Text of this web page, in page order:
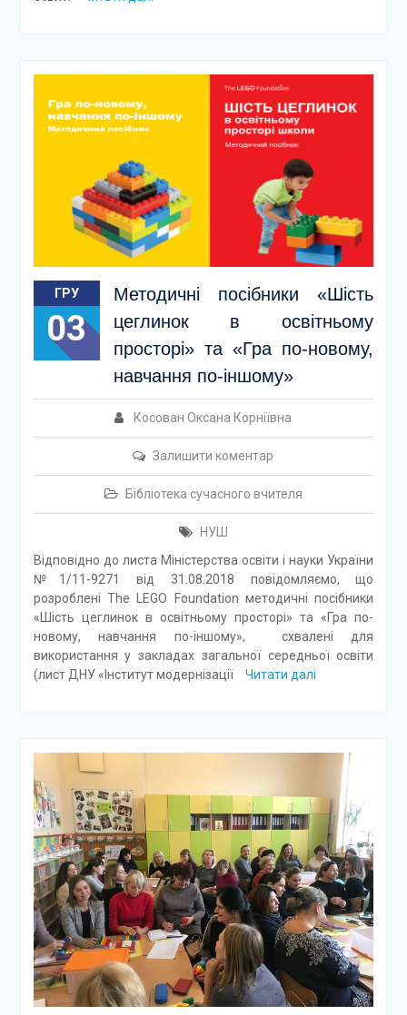
ГРУ
03
Методичні посібники «Шість
цеглинок в освітньому
просторі» та «Гра по-новому,
навчання по-іншому»
Косован Оксана Корніївна
Залишити коментар
Бібліотека сучасного вчителя
НУШ
Відповідно до листа Міністерства освіти і науки України
№1/11-9271 від 31.08.2018 повідомляємо, що
розроблені The LEGO Foundation методичні посібники
«Шість цеглинок в освітньому просторі» та «Гра по-
новому, навчання по-іншому», схвалені для
використання у закладах загальної середньої освіти
(лист ДНУ «Інститут модернізації
Читати далі